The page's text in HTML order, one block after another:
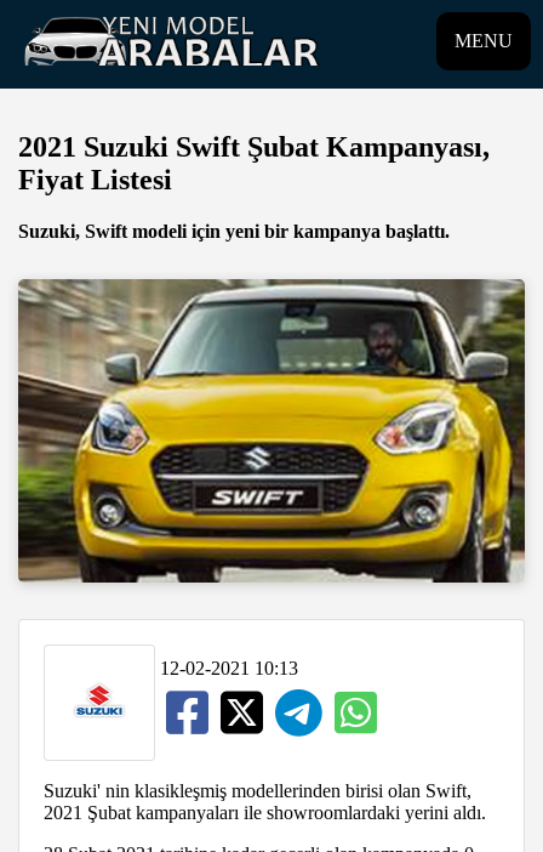
MENU
2021 Suzuki Swift Şubat Kampanyası,
Fiyat Listesi
Suzuki, Swift modeli için yeni bir kampanya başlattı.
12-02-2021 10:13
Suzuki' nin klasikleşmiş modellerinden birisi olan Swift,
2021 Şubat kampanyaları ile showroomlardaki yerini aldı.